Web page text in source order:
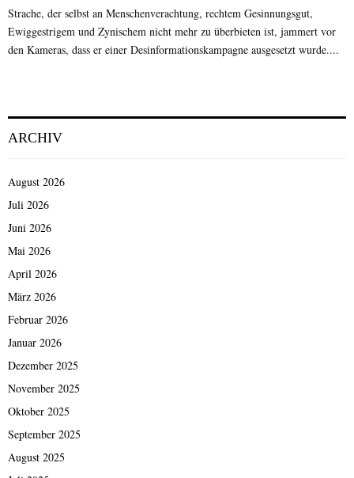
Strache, der selbst an Menschenverachtung, rechtem Gesinnungsgut,
Ewiggestrigem und Zynischem nicht mehr zu überbieten ist, jammert vor
den Kameras, dass er einer Desinformationskampagne ausgesetzt wurde....
ARCHIV
August 2026
Juli 2026
Juni 2026
Mai 2026
April 2026
März 2026
Februar 2026
Januar 2026
Dezember 2025
November 2025
Oktober 2025
September 2025
August 2025